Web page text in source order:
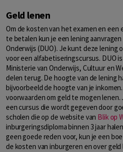
Geld lenen
Om de kosten van het examen en
te betalen kun je een lening
Onderwijs (DUO). Je kunt deze lening
voor een alfabetiseringscursus. DUO
Ministerie van Onderwijs, Cultuur en
delen terug. De hoogte van de lening
bijvoorbeeld de hoogte van je
voorwaarden om geld te mogen lenen.
een cursus die wordt gegeven door
scholen die op de website van Blik op
inburgeringsdiploma binnen 3 jaar
geen goede reden voor, kun je een
de kosten van inburgeren en over geld